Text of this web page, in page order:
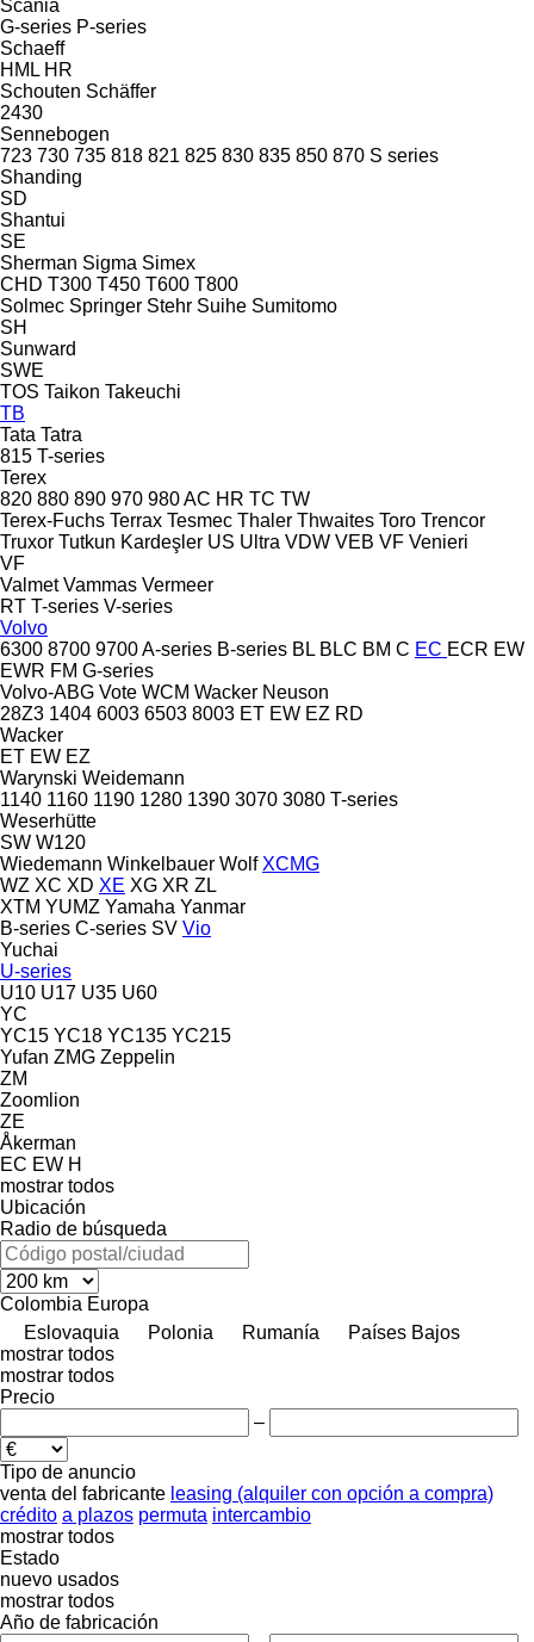
Scania
G-series P-series
Schaeff
HML HR
Schouten Schäffer
2430
Sennebogen
723 730 735 818 821 825 830 835 850 870 S series
Shanding
SD
Shantui
SE
Sherman Sigma Simex
CHD T300 T450 T600 T800
Solmec Springer Stehr Suihe Sumitomo
SH
Sunward
SWE
TOS Taikon Takeuchi
TB
Tata Tatra
815 T-series
Terex
820 880 890 970 980AC HR TC TW
Terex-Fuchs Terrax Tesmec Thaler Thwaites Toro Trencor
Truxor Tutkun Kardeşler US Ultra VDW VEB VF Venieri
VF
Valmet Vammas Vermeer
RT T-series V-series
Volvo
6300 8700 9700A-series B-series BL BLC BM C EC ECR EW
EWR FM G-series
Volvo-ABG Vote WCM Wacker Neuson
28Z3 1404 6003 6503 8003 ET EW EZ RD
Wacker
ET EW EZ
Warynski Weidemann
1140 1160 1190 1280 1390 3070 3080 T-series
Weserhütte
SW W120
Wiedemann Winkelbauer Wolf XCMG
WZ XC XD XE XG XR ZL
XTM YUMZ Yamaha Yanmar
B-series C-series SV Vio
Yuchai
U-series
U10 U17 U35 U60
YC
YC15 YC18 YC135 YC215
Yufan ZMG Zeppelin
ZM
Zoomlion
ZE
Åkerman
EC EW H
mostrar todos
Ubicación
Radio de búsqueda
Colombia Europa
Eslovaquia
Polonia Rumanía
Países Bajos
mostrar todos
mostrar todos
Precio
–
Tipo de anuncio
venta del fabricante leasing (alquiler con opción a compra)
crédito a plazos permuta intercambio
mostrar todos
Estado
nuevo usados
mostrar todos
Año de fabricación